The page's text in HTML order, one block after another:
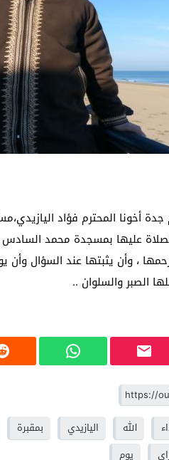
أخونا المحترم فؤاد
عليها بمسجدة محمد
، وأن يثبتها عند السؤال
الصبر والسلوان ..
الله اليازيدي بمقبرة
يوم